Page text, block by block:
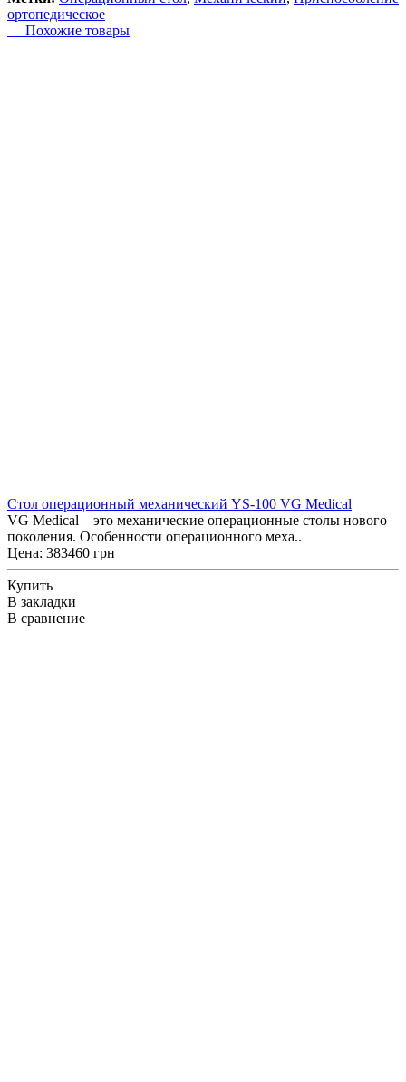
ортопедическое
Похожие товары
Cтол операционный механический YS-100 VG Medical
VG Medical – это механические операционные столы нового
поколения. Особенности операционного меха..
Цена: 383460 грн
Купить
В закладки
В сравнение